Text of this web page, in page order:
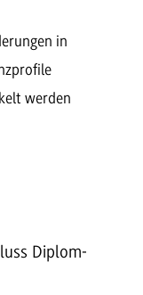
in
werden
Diplom-